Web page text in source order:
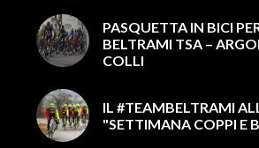
PASQUETTA IN BICI
BELTRAMI TSA –
COLLI
IL #TEAMBELTRAMI
"SETTIMANA COPPI E